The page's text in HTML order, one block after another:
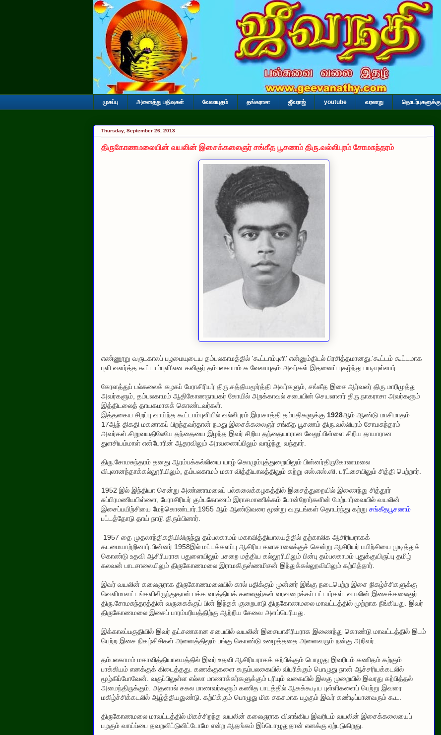
முகப்பு அனைத்து பதிவுகள் வேலாயுதம் தங்கராசா ஜீவராஜ் youtube வரலாறு தொடர்புகளுக்கு
Thursday, September 26, 2013
திருகோணமலையின் வயலின் இசைக்கலைஞர் சங்கீத பூசணம் திரு.வல்லிபுரம் சோமசுந்தரம்
எண்ணூறு வருடகாலப் பழமையுடைய தம்பலகாமத்தில் 'கூட்டாம்புளி' என்னும்திடல் பிரசித்தமானது.'கூட்டம் கூட்டமாக
புளி வளர்த்த கூட்டாம்புளி'என கவிஞர் தம்பலகாமம் க.வேலாயுதம் அவர்கள் இதனைப் புகழ்ந்து பாடியுள்ளார்.
கேரளத்துப் பல்கலைக் கழகப் பேராசிரியர் திரு.சத்தியமூர்த்தி அவர்களும், சங்கீத இசை ஆர்வலர் திரு.மாரிமுத்து
அவர்களும், தம்பலகாமம் ஆதிகோணநாயகர் கோயில் அறக்காவல் சபையின் செயலாளர் திரு.நாகராசா அவர்களும்
இத்திடலைத் தாயகமாகக் கொண்டவர்கள்.
இத்தகைய சிறப்பு வாய்ந்த கூட்டாம்புளியில் வல்லிபுரம் இராசாத்தி தம்பதிகளுக்கு 1928ஆம் ஆண்டு மாசிமாதம்
17ஆந் திகதி மகனாகப் பிறந்தவர்தான் நமது இசைக்கலைஞர் சங்கீத பூசணம் திரு.வல்லிபுரம் சோமசுந்தரம்
அவர்கள்.சிறுவயதிலேயே தந்தையை இழந்த இவர் சிறிய தந்தையாரான வேலுப்பிள்ளை சிறிய தாயாரான
துளசியம்மாள் என்போரின் ஆதரவிலும் அரவணைப்பிலும் வாழ்ந்து வந்தார்.
திரு.சோமசுந்தரம் தனது ஆரம்பக்கல்லியை யாழ் கொழும்புத்துறையிலும் பின்னர்திருகோணமலை
விபுலானந்தாக்கல்லூரியிலும், தம்பலகாமம் மகா வித்தியாலத்திலும் கற்று எஸ்.எஸ்.ஸி. பரீட்சையிலும் சித்தி பெற்றார்.
1952 இல் இந்தியா சென்று அண்ணாமலைப் பல்கலைக்கழகத்தில் இசைத்துறையில் இணைந்து சித்தூர்
சுப்பிரமணியபிள்ளை, பேராசிரியர் கும்பகோணம் இராசமாணிக்கம் போன்றோர்களின் மேற்பார்வையில் வயலின்
இசைப்பயிற்சியை மேற்கொண்டார்.1955 ஆம் ஆண்டுவரை மூன்று வருடங்கள் தொடர்ந்து கற்று சங்கீதபூசணம்
பட்டத்தோடு தாய் நாடு திரும்பினார்.
1957 தை முதலாந்திகதியிலிருந்து தம்பலகாமம் மகாவித்தியாலயத்தில் தற்காலிக ஆசிரியராகக்
கடமையாற்றினார்.பின்னர் 1958இல் மட்டக்களப்பு ஆசிரிய கலாசாலைக்குச் சென்று ஆசிரியர் பயிற்சியை முடித்துக்
கொண்டு உதவி ஆசிரியராக பதுளையிலும் பசறை மத்திய கல்லூரியிலும் பின்பு தம்பலகாமம் புதுக்குயிருப்பு தமிழ்
கலவன் பாடசாலையிலும் திருகோணமலை இராமகிருஸ்ணமிசன் இந்துக்கல்லூவியிலும் கற்பித்தார்.
இவர் வயலின் கலைஞராக திருகோணமலையில் கால் பதிக்கும் முன்னர் இங்கு நடைபெற்ற இசை நிகழ்ச்சிகளுக்கு
வெளிமாவட்டங்களிலிருந்துதான் பக்க வாத்தியக் கலைஞர்கள் வரவழைக்கப் பட்டார்கள். வயலின் இசைக்கலைஞர்
திரு.சோமசுந்தரத்தின் வருகைக்குப் பின் இந்தக் குறைபாடு திருகோணமலை மாவட்டத்தில் முற்றாக நீங்கியது. இவர்
திருகோணமலை இசைப் பாரம்பரியத்திற்கு ஆற்றிய சேவை அளப்பெரியது.
இக்காலப்பகுதியில் இவர் தட்சணகான சபையில் வயலின் இசையாசிரியராக இணைந்து கொண்டு மாவட்டத்தில் இடம்
பெற்ற இசை நிகழ்சிசிகள் அனைத்திலும் பங்கு கொண்டு உழைத்ததை அனைவரும் நன்கு அறிவர்.
தம்பலகாமம் மகாவித்தியாலயத்தில் இவர் உதவி ஆசிரியராகக் கற்பிக்கும் பொழுது இவரிடம் கணிதம் கற்கும்
பாக்கியம் எனக்குக் கிடைத்தது. கணக்குகளை கரும்பலகையில் விபரிக்கும் பொழுது நான் ஆச்சரியக்கடலில்
மூழ்கிப்போவேன். வகுப்பிலுள்ள எல்லா மாணாக்கர்களுக்கும் புரியும் வகையில் இலகு முறையில் இவரது கற்பித்தல்
அமைந்திருக்கும். அதனால் சகல மாணவர்களும் கணித பாடத்தில் ஆகக்கூடிய புள்ளிகளைப் பெற்று இவரை
மகிழ்ச்சிக்கடலில் ஆழ்த்தியதுண்டு. கற்பிக்கும் பொழுது மிக சகசமாக பழகும் இவர் கண்டிப்பானவரும் கூட.
திருகோணமலை மாவட்டத்தில் மிகச்சிறந்த வயலின் கலைஞராக விளங்கிய இவரிடம் வயலின் இசைக்கலையைப்
பழகும் வாய்ப்பை தவறவிட்டுவிட்டோமே என்ற ஆதங்கம் இப்பொழுதுதான் எனக்கு ஏற்படுகிறது.